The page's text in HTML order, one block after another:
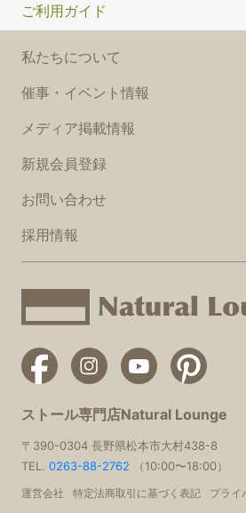
ご利用ガイド
私たちについて
催事・イベント情報
メディア掲載情報
新規会員登録
お問い合わせ
採用情報
ストール専門店Natural Lounge
〒390-0304 長野県松本市大村438-8
TEL. 0263-88-2762 （10:00〜18:00）
運営会社 特定法商取引に基づく表記 プライ